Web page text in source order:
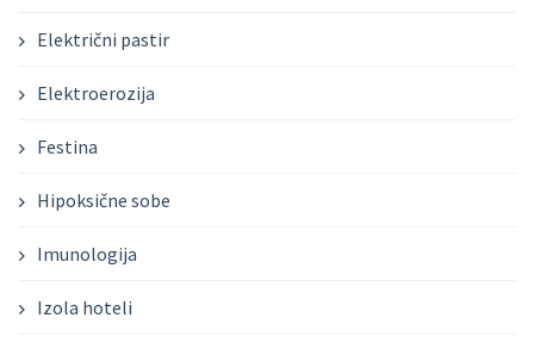
Električni pastir
Elektroerozija
Festina
Hipoksične sobe
Imunologija
Izola hoteli